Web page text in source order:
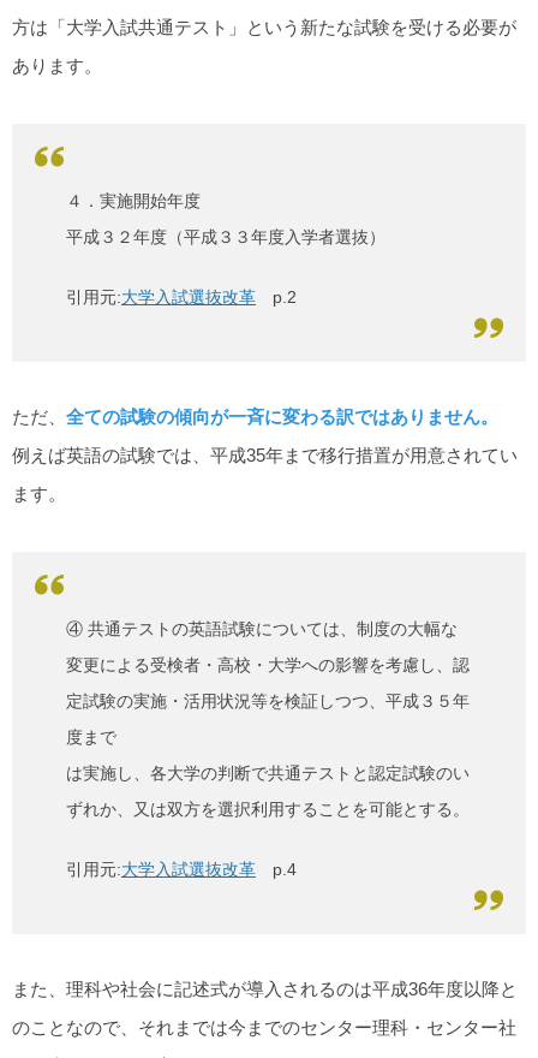
方は「大学入試共通テスト」という新たな試験を受ける必要が
あります。
４．実施開始年度
平成３２年度（平成３３年度入学者選抜）
引用元:大学入試選抜改革 p.2
ただ、 全ての試験の傾向が一斉に変わる訳ではありません。
例えば英語の試験では、平成35年まで移行措置が用意されてい
ます。
④ 共通テストの英語試験については、制度の大幅な
変更による受検者・高校・大学への影響を考慮し、認
定試験の実施・活用状況等を検証しつつ、平成３５年
度まで
は実施し、各大学の判断で共通テストと認定試験のい
ずれか、又は双方を選択利用することを可能とする。
引用元:大学入試選抜改革 p.4
また、理科や社会に記述式が導入されるのは平成36年度以降と
のことなので、それまでは今までのセンター理科・センター社